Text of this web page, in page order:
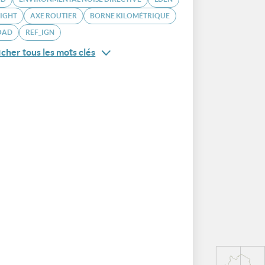
AXE ROUTIER BORNE KILOMÉTRIQUE
REF_IGN
tous les mots clés